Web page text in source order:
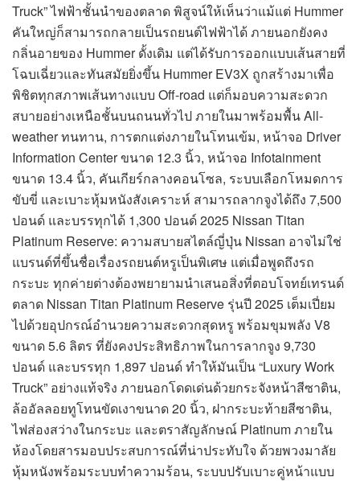
Truck” ไฟฟ้าชั้นนำของตลาด พิสูจน์ให้เห็นว่าแม้แต่ Hummer
คันใหญ่ก็สามารถกลายเป็นรถยนต์ไฟฟ้าได้ ภายนอกยังคง
กลิ่นอายของ Hummer ดั้งเดิม แต่ได้รับการออกแบบเส้นสายที่
โฉบเฉี่ยวและทันสมัยยิ่งขึ้น Hummer EV3X ถูกสร้างมาเพื่อ
พิชิตทุกสภาพเส้นทางแบบ Off-road แต่ก็มอบความสะดวก
สบายอย่างเหนือชั้นบนถนนทั่วไป ภายในมาพร้อมพื้น All-
weather ทนทาน, การตกแต่งภายในโทนเข้ม, หน้าจอ Driver
Information Center ขนาด 12.3 นิ้ว, หน้าจอ Infotainment
ขนาด 13.4 นิ้ว, คันเกียร์กลางคอนโซล, ระบบเลือกโหมดการ
ขับขี่ และเบาะหุ้มหนังสังเคราะห์ สามารถลากจูงได้ถึง 7,500
ปอนด์ และบรรทุกได้ 1,300 ปอนด์ 2025 Nissan Titan
Platinum Reserve: ความสบายสไตล์ญี่ปุ่น Nissan อาจไม่ใช่
แบรนด์ที่ขึ้นชื่อเรื่องรถยนต์หรูเป็นพิเศษ แต่เมื่อพูดถึงรถ
กระบะ ทุกค่ายต่างต้องพยายามนำเสนอสิ่งที่ตอบโจทย์เทรนด์
ตลาด Nissan Titan Platinum Reserve รุ่นปี 2025 เต็มเปี่ยม
ไปด้วยอุปกรณ์อำนวยความสะดวกสุดหรู พร้อมขุมพลัง V8
ขนาด 5.6 ลิตร ที่ยังคงประสิทธิภาพในการลากจูง 9,730
ปอนด์ และบรรทุก 1,897 ปอนด์ ทำให้มันเป็น “Luxury Work
Truck” อย่างแท้จริง ภายนอกโดดเด่นด้วยกระจังหน้าสีซาติน,
ล้ออัลลอยทูโทนขัดเงาขนาด 20 นิ้ว, ฝากระบะท้ายสีซาติน,
ไฟส่องสว่างในกระบะ และตราสัญลักษณ์ Platinum ภายใน
ห้องโดยสารมอบประสบการณ์ที่น่าประทับใจ ด้วยพวงมาลัย
หุ้มหนังพร้อมระบบทำความร้อน, ระบบปรับเบาะคู่หน้าแบบ